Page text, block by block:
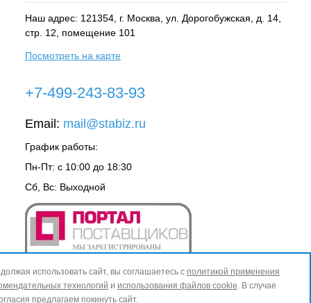
Наш адрес: 121354, г. Москва , ул. Дорогобужская, д. 14,
стр. 12, помещение 101
Посмотреть на карте
+7-499-243-83-93
Email: mail@stabiz.ru
График работы:
Пн-Пт: с 10:00 до 18:30
Сб, Вс: Выходной
использовать сайт, вы соглашаетесь с политикой применения
технологий и использования файлов cookie. В случае
предлагаем покинуть сайт.